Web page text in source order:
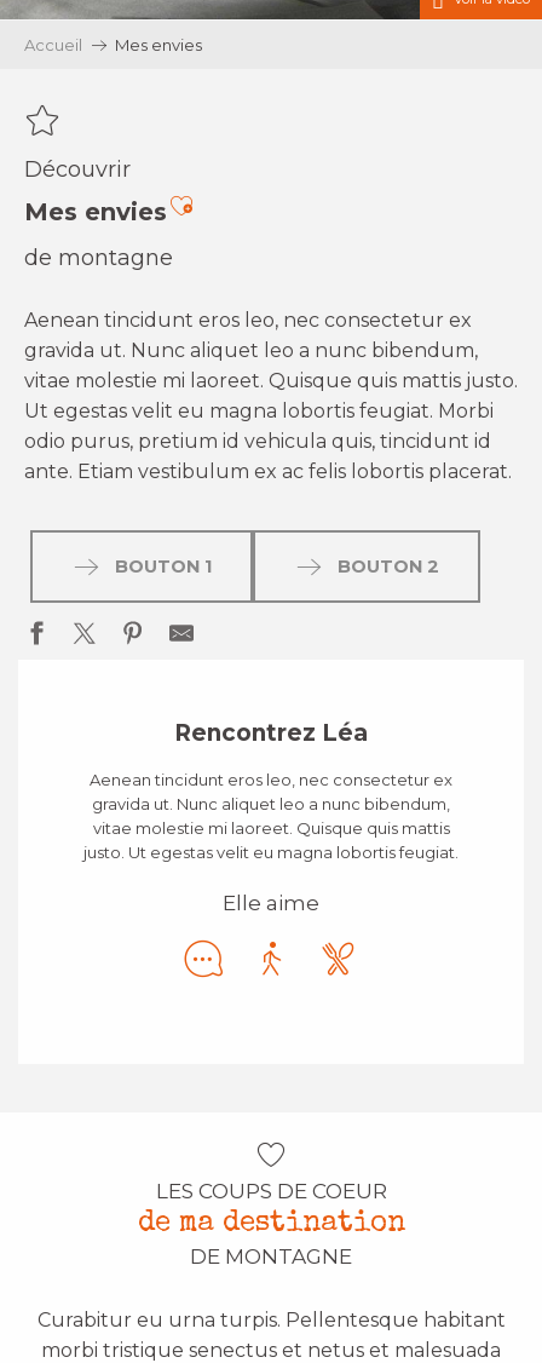
Accueil Mes envies
Découvrir
Mes enviesAjouter aux favoris
de montagne
Aenean tincidunt eros leo, nec consectetur ex
gravida ut. Nunc aliquet leo a nunc bibendum,
vitae molestie mi laoreet. Quisque quis mattis justo.
Ut egestas velit eu magna lobortis feugiat. Morbi
odio purus, pretium id vehicula quis, tincidunt id
ante. Etiam vestibulum ex ac felis lobortis placerat.
BOUTON 1 BOUTON 2
Rencontrez Léa
Aenean tincidunt eros leo, nec consectetur ex
gravida ut. Nunc aliquet leo a nunc bibendum,
vitae molestie mi laoreet. Quisque quis mattis
justo. Ut egestas velit eu magna lobortis feugiat.
Elle aime
LES COUPS DE COEUR
de ma destination
DE MONTAGNE
Curabitur eu urna turpis. Pellentesque habitant
morbi tristique senectus et netus et malesuada